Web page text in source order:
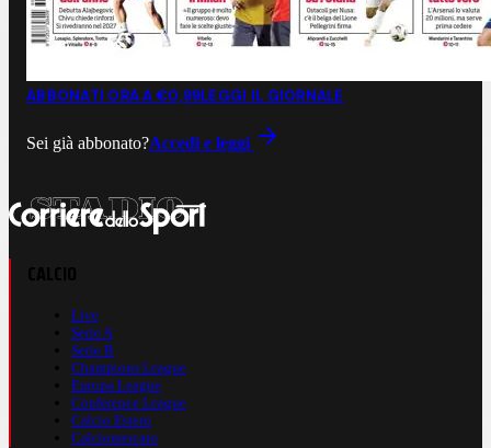
ABBONATI ORA A €0,99LEGGI IL GIORNALE
Sei già abbonato?Accedi e leggi
Live
Serie A
Serie B
Champions League
Europa League
Conference League
Calcio Estero
Calciomercato